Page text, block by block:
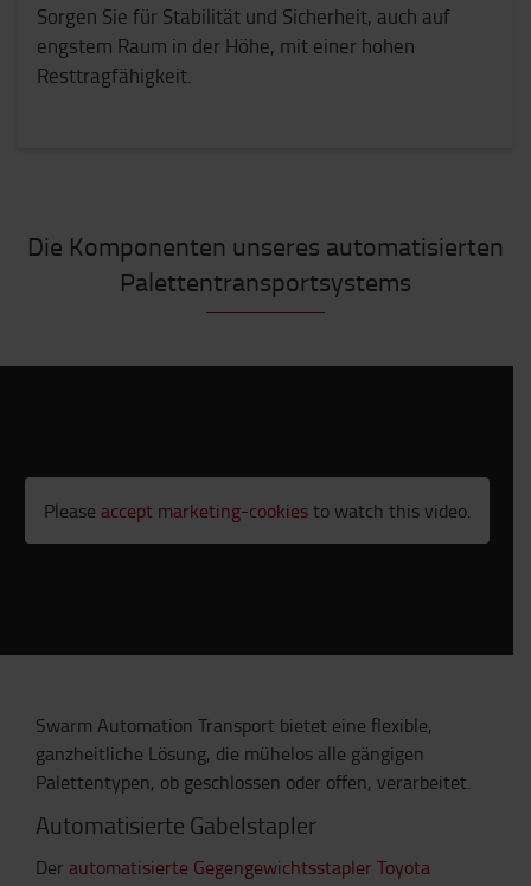
Sorgen Sie für Stabilität und Sicherheit, auch auf
engstem Raum in der Höhe, mit einer hohen
Resttragfähigkeit.
Die Komponenten unseres automatisierten
Palettentransportsystems
Please accept marketing-cookiesto watch this video.
Swarm Automation Transport bietet eine flexible,
ganzheitliche Lösung, die mühelos alle gängigen
Palettentypen, ob geschlossen oder offen, verarbeitet.
Automatisierte Gabelstapler
Der automatisierte Gegengewichtsstapler Toyota